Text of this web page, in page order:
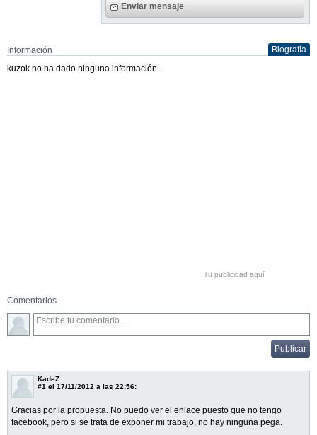
Enviar mensaje
Información
Biografía
kuzok no ha dado ninguna información...
Tu publicidad aquí
Comentarios
KadeZ
#1 el 17/11/2012 a las 22:56:
Gracias por la propuesta. No puedo ver el enlace puesto que no tengo
facebook, pero si se trata de exponer mi trabajo, no hay ninguna pega.